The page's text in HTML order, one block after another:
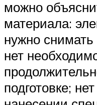
можно
материала:
нужно снимать
нет
подготовке;